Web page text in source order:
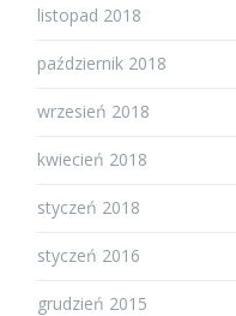
listopad 2018
październik 2018
wrzesień 2018
kwiecień 2018
styczeń 2018
styczeń 2016
grudzień 2015